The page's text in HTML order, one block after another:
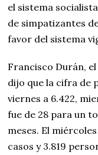
el sistema
de simpatizantes
favor del sistema
Francisco Durán,
dijo que la cifra de
viernes a 6.422,
fue de 28 para un
meses. El
casos y 3.819